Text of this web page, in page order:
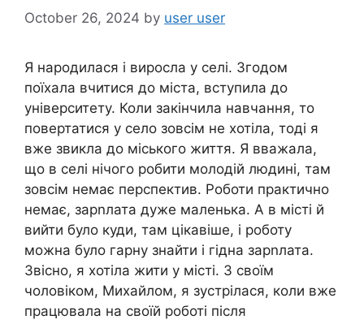
October 26, 2024 by user user
Я народилася і виросла у селі. Згодом
поїхала вчитися до міста, вступила до
університету. Коли закінчила навчання, то
повертатися у село зовсім не хотіла, тоді я
вже звикла до міського життя. Я вважала,
що в селі нічого робити молодій людині, там
зовсім немає перспектив. Роботи практично
немає, зарnлата дуже маленька. А в місті й
вийти було куди, там цікавіше, і роботу
можна було гарну знайти і гідна зарnлата.
Звісно, я хотіла жити у місті. З своїм
чоловіком, Михайлом, я зустрілася, коли вже
працювала на своїй роботі після